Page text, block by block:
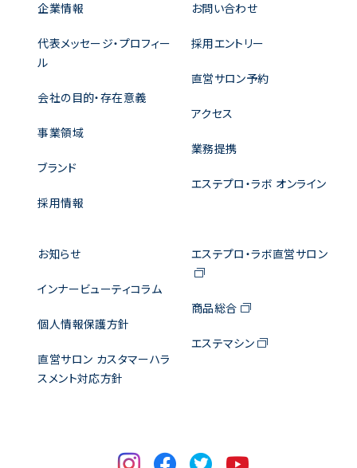
企業情報
代表メッセージ・プロフィー
ル
会社の目的・存在意義
事業領域
ブランド
採用情報
お問い合わせ
採用エントリー
直営サロン予約
アクセス
業務提携
エステプロ・ラボ オンライン
お知らせ
インナービューティコラム
個人情報保護方針
直営サロン カスタマーハラ
スメント対応方針
エステプロ・ラボ直営サロン
商品総合
エステマシン